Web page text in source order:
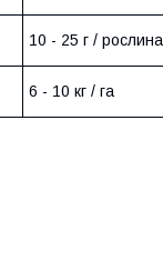
10 - 25 г / рослина
6 - 10 кг / га